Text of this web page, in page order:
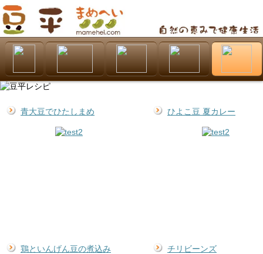
青大豆でひたしまめ ひよこ豆 夏カレー
鶏といんげん豆の煮込み チリビーンズ